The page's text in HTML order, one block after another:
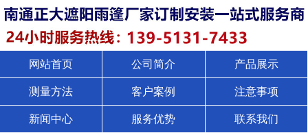
网站首页 公司简介 产品展示
测量方法 客户案例 注意事项
新闻中心 服务优势 联系我们